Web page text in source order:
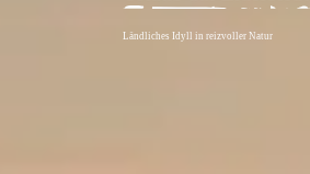
Ländliches Idyll in reizvoller Natur